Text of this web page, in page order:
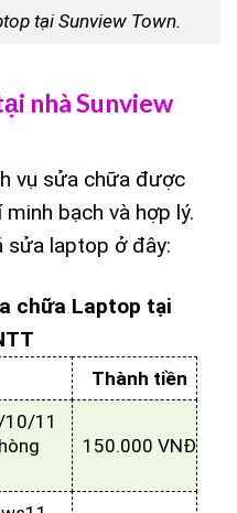
tại Sunview Town.
nhà Sunview
vụ sửa chữa được
bạch và hợp lý.
sửa laptop ở đây:
chữa Laptop tại
Thành tiền
10/11
150.000 VNĐ